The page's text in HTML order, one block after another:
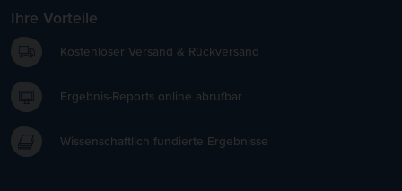
Ihre Vorteile
Kostenloser Versand & Rückversand
Ergebnis-Reports online abrufbar
Wissenschaftlich fundierte Ergebnisse